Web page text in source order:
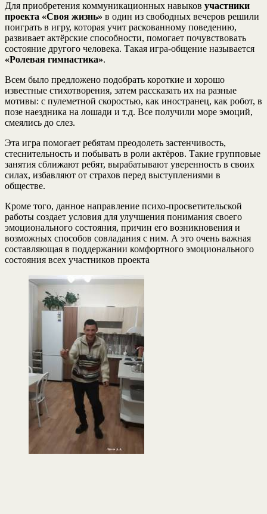
Для приобретения коммуникационных навыков участники
проекта «Своя жизнь» в один из свободных вечеров решили
поиграть в игру, которая учит раскованному поведению,
развивает актёрские способности, помогает почувствовать
состояние другого человека. Такая игра-общение называется
«Ролевая гимнастика».
Всем было предложено подобрать короткие и хорошо
известные стихотворения, затем рассказать их на разные
мотивы: с пулеметной скоростью, как иностранец, как робот, в
позе наездника на лошади и т.д. Все получили море эмоций,
смеялись до слез.
Эта игра помогает ребятам преодолеть застенчивость,
стеснительность и побывать в роли актёров. Такие групповые
занятия сближают ребят, вырабатывают уверенность в своих
силах, избавляют от страхов перед выступлениями в
обществе.
Кроме того, данное направление психо-просветительской
работы создает условия для улучшения понимания своего
эмоционального состояния, причин его возникновения и
возможных способов совладания с ним. А это очень важная
составляющая в поддержании комфортного эмоционального
состояния всех участников проекта